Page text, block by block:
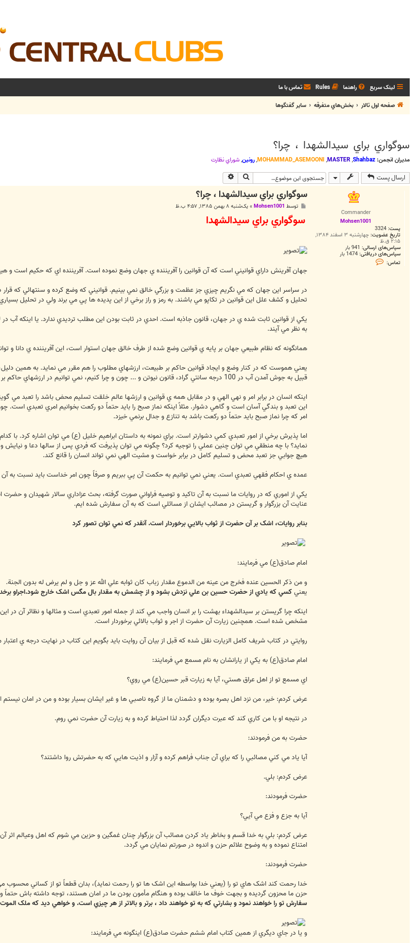
لینک سریع راهنما Rules تماس با ما
صفحه اول تالار
بخش‌‌هاي متفرقه ساير گفتگوها
سوگواري براي سيدالشهدا ، چرا؟
مدیران انجمن: Shahbaz
,
MASTER
,
MOHAMMAD_ASEMOONI
,رونین,شوراي نظارت
ارسال پست جستجو
Commander
Mohsen1001
پست: 3324
تاریخ عضویت: چهارشنبه ۳ اسفند ۱۳۸۴,
۲:۱۵ ق.ظ
سپاس‌های ارسالی: 941 بار
سپاس‌های دریافتی: 1474 بار
تماس:
ت
سوگواري براي سيدالشهدا ، چرا؟
ت
توسط Mohsen1001
» یک‌شنبه ۸ بهمن ۱۳۸۵, ۴:۵۷ ب.ظ
سوگواري براي سيدالشهدا
جهان آفرينش داراي قوانيني است که آن قوانين را آفريننده ي جهان وضع نموده است. آفريننده اي که حکيم است و
در سراسر اين جهان که مي نگريم چيزي جز عظمت و بزرگي خالق نمي بينيم. قوانيني که وضع کرده و سنتهائي که
تحليل و کشف علل اين قوانين در تکاپو مي باشند. به رمز و راز برخي از اين پديده ها پي مي برند ولي در تحليل
به نظر مي آيند.
همانگونه که نظام طبيعي جهان بر پايه ي قوانين وضع شده از طرف خالق جهان استوار است، اين آفريننده ي دانا
يعني هموست که در کنار وضع و ايجاد قوانين حاکم بر طبيعت، ارزشهاي مطلوب را هم مقرر مي نمايد. به همين دليل،
قبيل به جوش آمدن آب در 100 درجه سانتي گراد، قانون نيوتن و ... چون و چرا کنيم، نمي توانيم در ارزشهاي حاکم بر جهان هم تشکيک و ترديد کنيم.
اينکه انسان در برابر امر و نهي الهي و در مقابل همه ي قوانين و ارزشها عالم خلقت تسليم محض باشد را تعبد مي
اين تعبد و بندگي آسان است و گاهي دشوار. مثلاً اينکه نماز صبح را بايد حتماً دو رکعت بخوانيم امري تعبدي
امر که چرا نماز صبح بايد حتماً دو رکعت باشد به تنازع و جدال برنمي خيزد.
اما پذيرش برخي از امور تعبدي کمي دشوارتر است. براي نمونه به داستان ابراهيم خليل (ع) مي توان اشاره کرد. با
نمايد؟ با چه منطقي مي توان چنين عملي را توجيه کرد؟ چگونه مي توان پذيرفت که فردي پس از سالها دعا و
هيچ جوابي جز تعبد محض و تسليم کامل در برابر خواست و مشيت الهي نمي تواند انسان را قانع کند.
عمده ي احکام فقهي تعبدي است. يعني نمي توانيم به حکمت آن پي ببريم و صرفاً چون امر خداست بايد نسبت به
يکي از اموري که در روايات ما نسبت به آن تاکيد و توصيه فراواني صورت گرفته، بحث عزاداري سالار شهيدان و
عنايت آن بزرگوار و گريستن در مصائب ايشان از مسائلي است که به آن سفارش شده ايم.
بنابر روايات، اشک بر آن حضرت از ثواب بالايي برخوردار است. آنقدر که نمي توان تصور کرد
امام صادق(ع) مي فرمايند:
و من ذکر الحسين عنده فخرج من عينه من الدموع مقدار زباب کان ثوابه علي الله عز و جل و لم يرض له بدون الجنة.
يعني کسي که يادي از حضرت حسين بن علي نزدش بشود و از چشمش به مقدار بال مگس اشک خارج شود.اجراو
اينکه چرا گريستن بر سيدالشهداء بهشت را بر انسان واجب مي کند از جمله امور تعبدي است و مثالها و نظائر
مشخص شده است. همچنين زيارت آن حضرت از اجر و ثواب بالائي برخوردار است.
روايتي در کتاب شريف کامل الزيارت نقل شده که قبل از بيان آن روايت بايد بگويم اين کتاب در نهايت درجه ي
امام صادق(ع) به يکي از يارانشان به نام مسمع مي فرمايند:
اي مسمع تو از اهل عراق هستي، آيا به زيارت قبر حسين(ع) مي روي؟
عرض کردم: خير، من نزد اهل بصره بوده و دشمنان ما از گروه ناصبي ها و غير ايشان بسيار بوده و من در امان نيستم
در نتيجه او با من کاري کند که عبرت ديگران گردد لذا احتياط کرده و به زيارت آن حضرت نمي روم.
حضرت به من فرمودند:
آيا ياد مي کني مصائبي را که براي آن جناب فراهم کرده و آزار و اذيت هايي که به حضرتش روا داشتند؟
عرض کردم: بلي.
حضرت فرمودند:
آيا به جزع و فزع مي آيي؟
عرض کردم: بلي به خدا قسم و بخاطر ياد کردن مصائب آن بزرگوار چنان غمگين و حزين مي شوم که اهل وعيالم اثر
امتناع نموده و به وضوح علائم حزن و اندوه در صورتم نمايان مي گردد.
حضرت فرمودند:
خدا رحمت کند اشک هاي تو را (يعني خدا بواسطه اين اشک ها تو را رحمت نمايد)، بدان قطعاً تو از کساني
حزن ما محزون گرديده و بجهت خوف ما خائف بوده و هنگام مأمون بودن ما در امان هستند، توجه داشته باش حتماً
سفارش تو را خواهند نمود و بشارتي که به تو خواهند داد ، برتر و بالاتر از هر چيزي است. و خواهي ديد که ملک
و يا در جاي ديگري از همين کتاب امام ششم حضرت صادق(ع) اينگونه مي فرمايند: